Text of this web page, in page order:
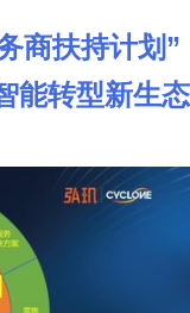
商扶持计划”
能转型新生态